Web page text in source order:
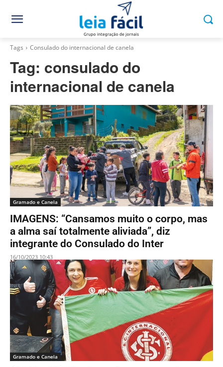
Tags Consulado do internacional de canela
Tag: consulado do
internacional de canela
Gramado e Canela
IMAGENS: “Cansamos muito o corpo, mas
a alma saí totalmente aliviada”, diz
integrante do Consulado do Inter
16/10/2023 10:43
Gramado e Canela